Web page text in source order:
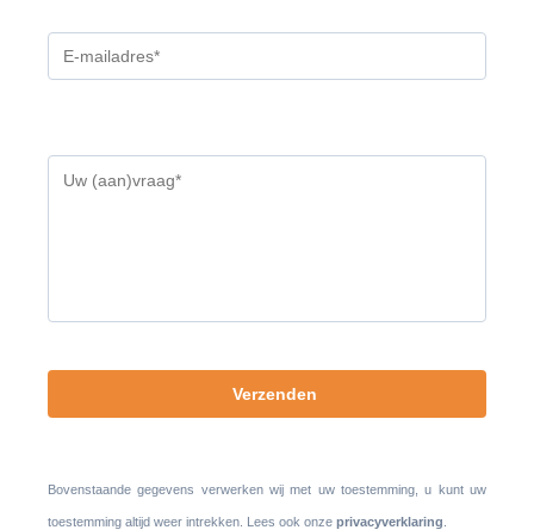
dit
veld
Bovenstaande gegevens verwerken wij met uw toestemming, u kunt uw
toestemming altijd weer intrekken. Lees ook onze privacyverklaring